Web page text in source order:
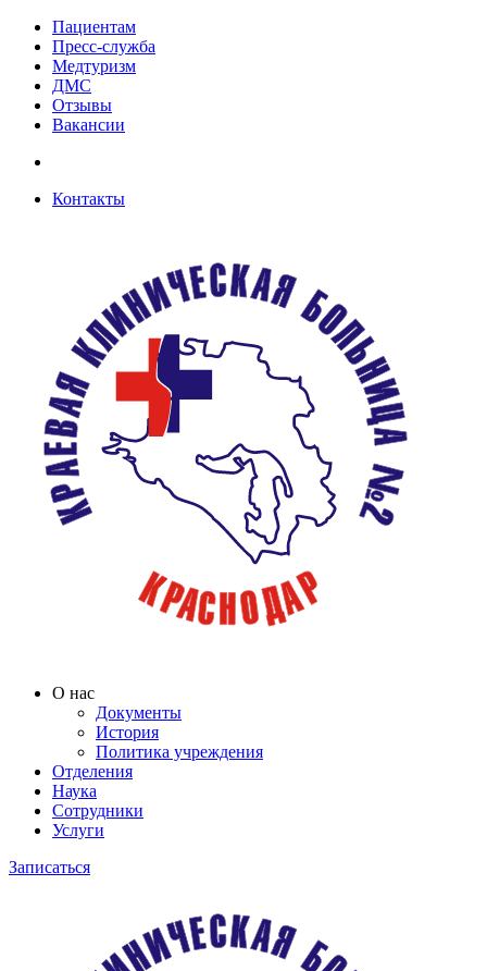
Пациентам
Пресс-служба
Медтуризм
ДМС
Отзывы
Вакансии
Контакты
О нас
Документы
История
Политика учреждения
Отделения
Наука
Сотрудники
Услуги
Записаться